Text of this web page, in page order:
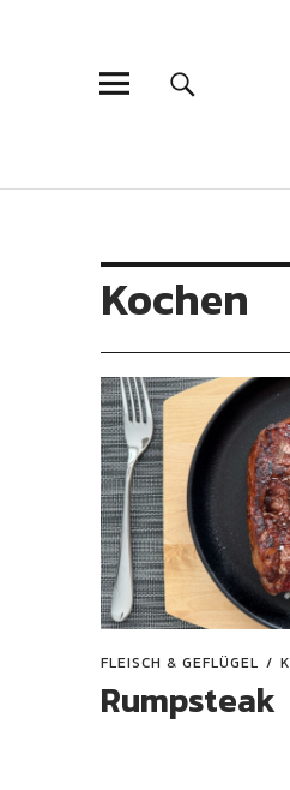
Kochen
FLEISCH & GEFLÜGEL
Rumpsteak